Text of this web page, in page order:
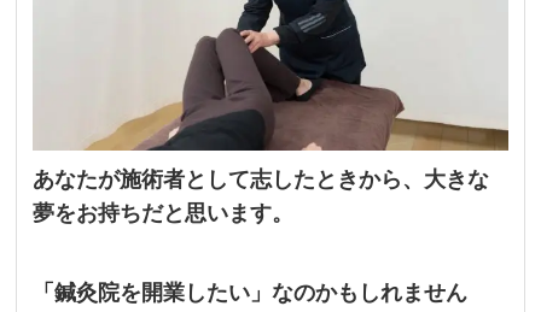
あなたが施術者として志したときから、大きな
夢をお持ちだと思います。
「鍼灸院を開業したい」なのかもしれません